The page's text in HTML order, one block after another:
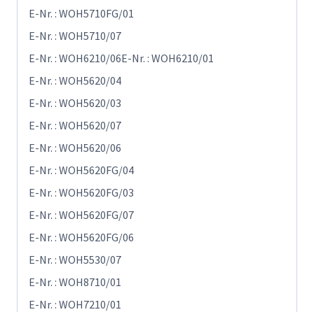
E-Nr. : WOH5710FG/01
E-Nr. : WOH5710/07
E-Nr. : WOH6210/06E-Nr. : WOH6210/01
E-Nr. : WOH5620/04
E-Nr. : WOH5620/03
E-Nr. : WOH5620/07
E-Nr. : WOH5620/06
E-Nr. : WOH5620FG/04
E-Nr. : WOH5620FG/03
E-Nr. : WOH5620FG/07
E-Nr. : WOH5620FG/06
E-Nr. : WOH5530/07
E-Nr. : WOH8710/01
E-Nr. : WOH7210/01